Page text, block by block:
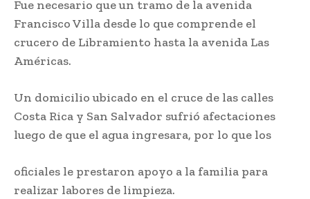
Fue necesario que un tramo de la avenida
Francisco Villa desde lo que comprende el
crucero de Libramiento hasta la avenida Las
Américas.
Un domicilio ubicado en el cruce de las calles
Costa Rica y San Salvador sufrió afectaciones
luego de que el agua ingresara, por lo que los
oficiales le prestaron apoyo a la familia para
realizar labores de limpieza.